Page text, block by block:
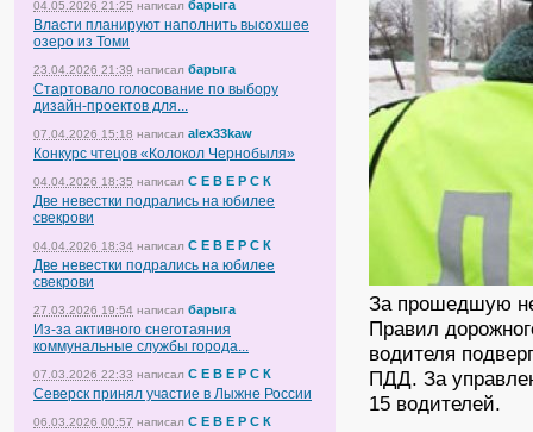
04.05.2026 21:25 написал барыга
Власти планируют наполнить высохшее
озеро из Томи
23.04.2026 21:39 написал барыга
Стартовало голосование по выбору
дизайн-проектов для...
07.04.2026 15:18 написал alex33kaw
Конкурс чтецов «Колокол Чернобыля»
04.04.2026 18:35 написал С Е В Е Р С К
Две невестки подрались на юбилее
свекрови
04.04.2026 18:34 написал С Е В Е Р С К
Две невестки подрались на юбилее
свекрови
27.03.2026 19:54 написал барыга
Из-за активного снеготаяния
коммунальные службы города...
07.03.2026 22:33 написал С Е В Е Р С К
Северск принял участие в Лыжне России
06.03.2026 00:57 написал С Е В Е Р С К
За прошедшую
Правил
водителя
ПДД. За
15 водителей.